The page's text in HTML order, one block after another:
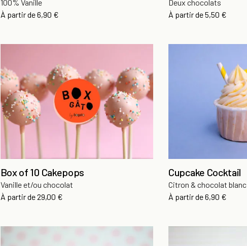
100% Vanille
À partir dePrix
6,90 €
Deux chocolats
À partir dePrix
5,50 €
Box of 10 Cakepops
Vanille et/ou chocolat
À partir dePrix
29,00 €
Cupcake Cocktail
Citron & chocolat blanc
À partir dePrix
6,90 €